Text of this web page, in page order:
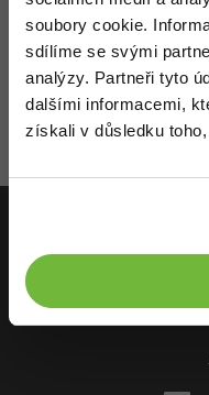
soubory cookie.
sdílíme se svými
analýzy. Partneři tyto
dalšími informacemi,
získali v důsledku
WordPress
SEO
Algoritmy -41%
Umělá
Fórum
Time
Windows
Kybernetická
Elektronický
Ostatní
Fórum
Děláme co je v
nejkvalitnější. Proto
registrovaní členové.
Pokud ještě nemáš